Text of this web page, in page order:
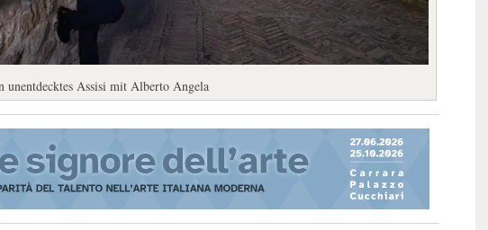
unentdecktes Assisi mit Alberto Angela